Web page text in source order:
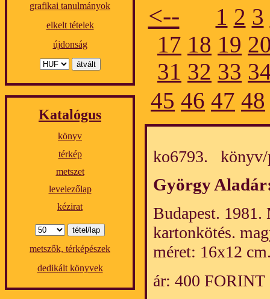
grafikai tanulmányok
elkelt tételek
újdonság
Katalógus
könyv
térkép
metszet
levelezőlap
kézirat
metszők, térképészek
dedikált könyvek
<-- 1 2 3
17 18 19
31 32 33
45 46 47 48
ko6793.
György
Budapest. 1981.
kartonkötés.
méret: 16x12
ár: 400 FORINT